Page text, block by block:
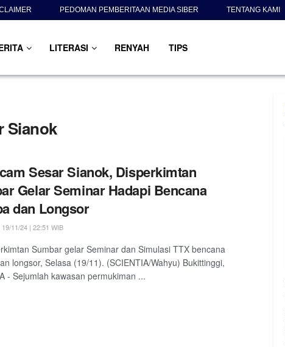
PEDOMAN PEMBERITAAN MEDIA SIBER TENTANG KAMI
LITERASI RENYAH TIPS
Sianok
Sesar Sianok, Disperkimtan
Gelar Seminar Hadapi Bencana
dan Longsor
11/24 | 22:51 WIB
Sumbar gelar Seminar dan Simulasi TTX bencana
longsor, Selasa (19/11). (SCIENTIA/Wahyu) Bukittinggi,
- Sejumlah kawasan permukiman ...